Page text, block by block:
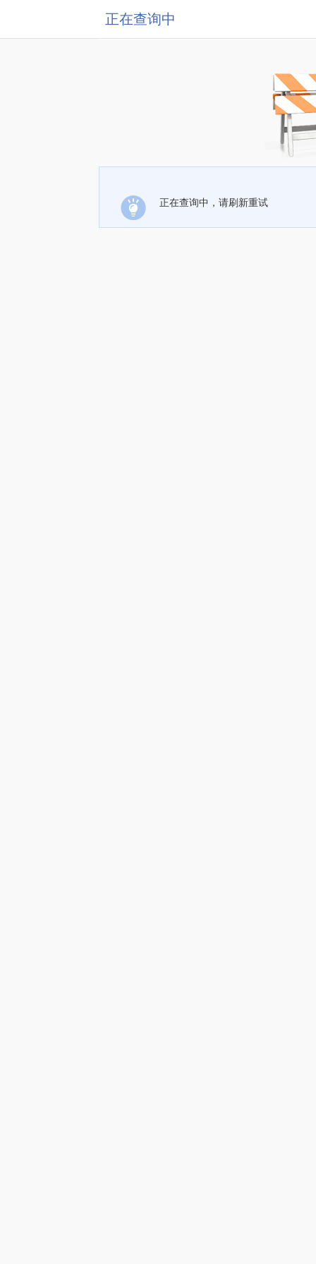
正在查询中
正在查询中，请刷新重试